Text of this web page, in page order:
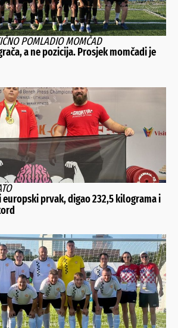
POMLADIO MOMČAD
a ne pozicija. Prosjek momčadi je
prvak, digao 232,5 kilograma i